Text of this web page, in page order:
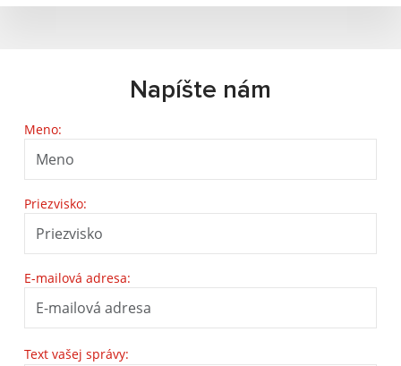
Napíšte nám
Meno:
Priezvisko:
E-mailová adresa:
Text vašej správy: